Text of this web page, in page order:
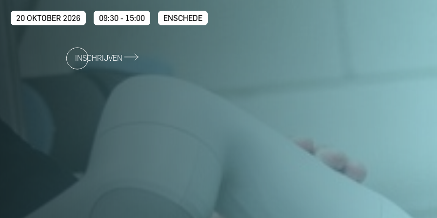
20 OKTOBER 2026 09:30 - 15:00 ENSCHEDE
INSCHRIJVEN